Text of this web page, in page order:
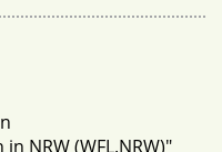
NRW (WFL.NRW)"